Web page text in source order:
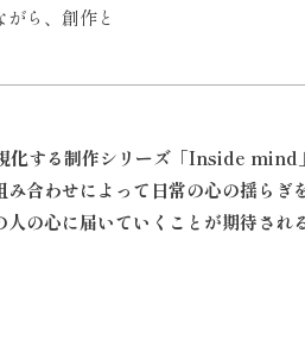
ら、創作と
する制作シリーズ「Inside mind
合わせによって日常の心の揺らぎ
の心に届いていくことが期待される